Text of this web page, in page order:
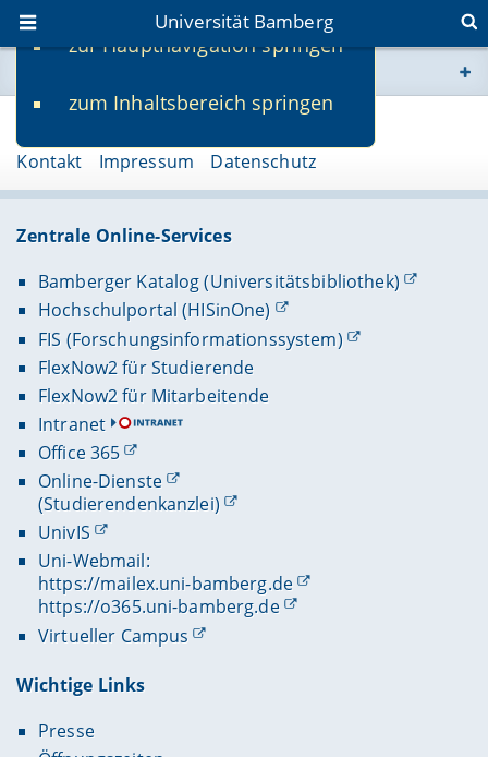
zur Hauptnavigation springen
zum Inhaltsbereich springen
Universität Bamberg
www.uni-bamberg.de
univis.uni-bamberg.de
fis.uni-bamberg.de
Kontakt Impressum Datenschutz
Zentrale Online-Services
Bamberger Katalog (Universitätsbibliothek)
Hochschulportal (HISinOne)
FIS (Forschungsinformationssystem)
FlexNow2 für Studierende
FlexNow2 für Mitarbeitende
Intranet
Office 365
Online-Dienste
(Studierendenkanzlei)
UnivIS
Uni-Webmail:
https://mailex.uni-bamberg.de
https://o365.uni-bamberg.de
Virtueller Campus
Wichtige Links
Presse